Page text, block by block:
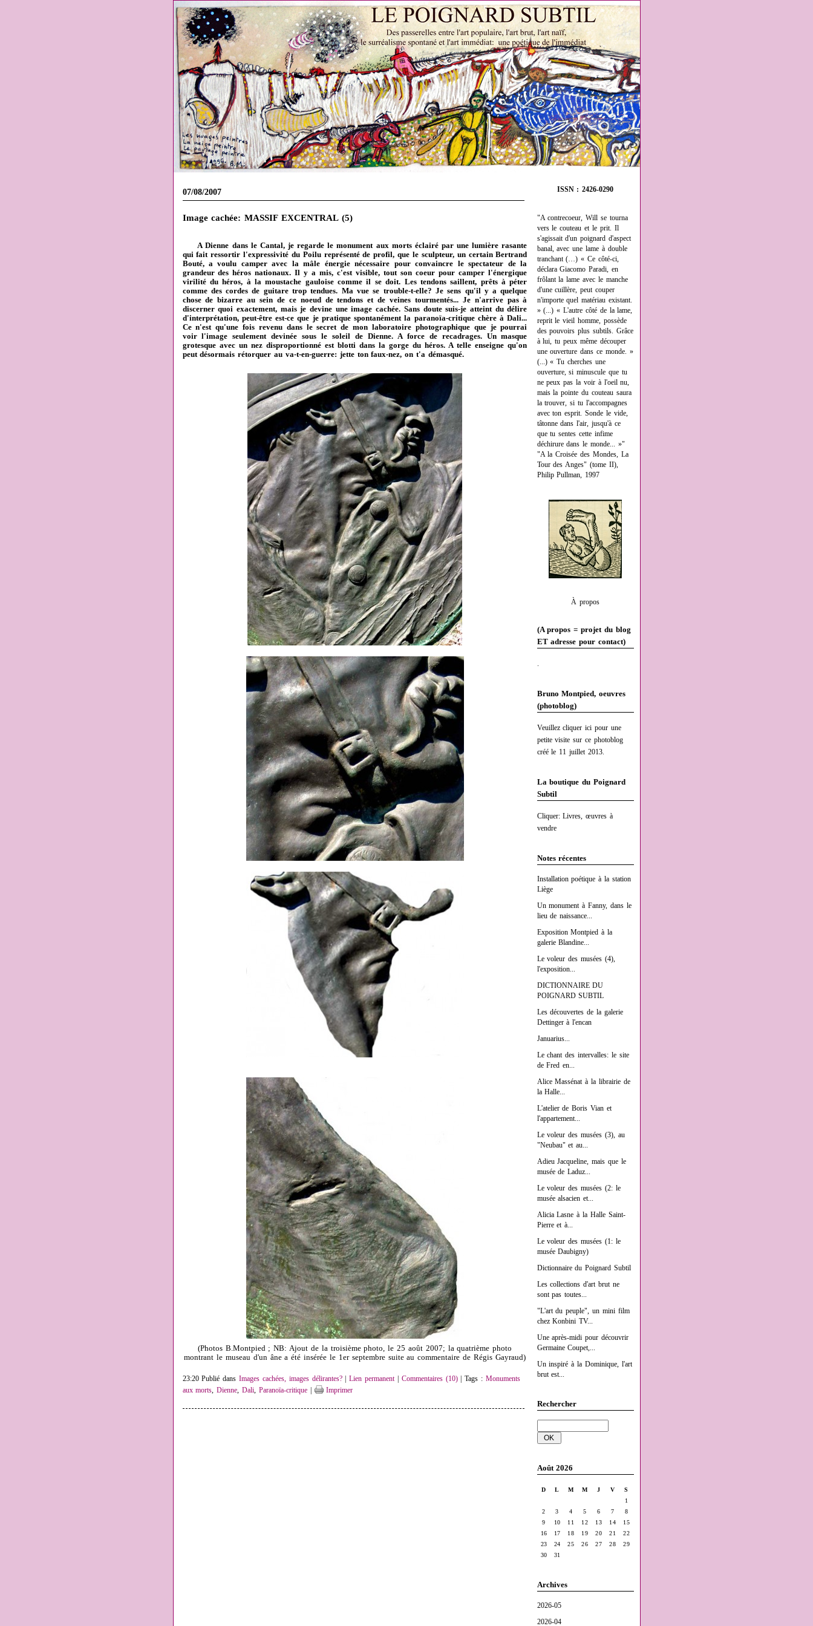
ISSN : 2426-0290
"A contrecoeur, Will se tourna
vers le couteau et le prit. Il
s'agissait d'un poignard d'aspect
banal, avec une lame à double
tranchant (…) « Ce côté-ci,
déclara Giacomo Paradi, en
frôlant la lame avec le manche
d'une cuillère, peut couper
n'importe quel matériau existant.
» (...) « L'autre côté de la lame,
reprit le vieil homme, possède
des pouvoirs plus subtils. Grâce
à lui, tu peux même découper
une ouverture dans ce monde. »
(...) « Tu cherches une
ouverture, si minuscule que tu
ne peux pas la voir à l'oeil nu,
mais la pointe du couteau saura
la trouver, si tu l'accompagnes
avec ton esprit. Sonde le vide,
tâtonne dans l'air, jusqu'à ce
que tu sentes cette infime
déchirure dans le monde... »"
"A la Croisée des Mondes, La
Tour des Anges" (tome II),
Philip Pullman, 1997
À propos
(A propos = projet du blog
ET adresse pour contact)
.
Bruno Montpied, oeuvres
(photoblog)
Veuillez cliquer ici pour une
petite visite sur ce photoblog
créé le 11 juillet 2013.
La boutique du Poignard
Subtil
Cliquer: Livres, œuvres à
vendre
Notes récentes
Installation poétique à la station
Liège
Un monument à Fanny, dans le
lieu de naissance...
Exposition Montpied à la
galerie Blandine...
Le voleur des musées (4),
l'exposition...
DICTIONNAIRE DU
POIGNARD SUBTIL
Les découvertes de la galerie
Dettinger à l'encan
Januarius...
Le chant des intervalles: le site
de Fred en...
Alice Massénat à la librairie de
la Halle...
L'atelier de Boris Vian et
l'appartement...
Le voleur des musées (3), au
"Neubau" et au...
Adieu Jacqueline, mais que le
musée de Laduz...
Le voleur des musées (2: le
musée alsacien et...
Alicia Lasne à la Halle Saint-
Pierre et à...
Le voleur des musées (1: le
musée Daubigny)
Dictionnaire du Poignard Subtil
Les collections d'art brut ne
sont pas toutes...
"L'art du peuple", un mini film
chez Konbini TV...
Une après-midi pour découvrir
Germaine Coupet,...
Un inspiré à la Dominique, l'art
brut est...
Rechercher
Août 2026
D L M M J V
S
1
2
3 4 5 6 7
8
9
10 11 12 13 14
15
16
17 18 19 20 21
22
23
24 25 26 27 28
29
30
31
Archives
2026-05
2026-04
07/08/2007
Image cachée: MASSIF EXCENTRAL (5)
A Dienne dans le Cantal, je regarde le monument aux morts éclairé par une lumière rasante
qui fait ressortir l'expressivité du Poilu représenté de profil, que le sculpteur, un certain Bertrand
Bouté, a voulu camper avec la mâle énergie nécessaire pour convaincre le spectateur de la
grandeur des héros nationaux. Il y a mis, c'est visible, tout son coeur pour camper l'énergique
virilité du héros, à la moustache gauloise comme il se doit. Les tendons saillent, prêts à péter
comme des cordes de guitare trop tendues. Ma vue se trouble-t-elle? Je sens qu'il y a quelque
chose de bizarre au sein de ce noeud de tendons et de veines tourmentés... Je n'arrive pas à
discerner quoi exactement, mais je devine une image cachée. Sans doute suis-je atteint du délire
d'interprétation, peut-être est-ce que je pratique spontanément la paranoïa-critique chère à Dali...
Ce n'est qu'une fois revenu dans le secret de mon laboratoire photographique que je pourrai
voir l'image seulement devinée sous le soleil de Dienne. A force de recadrages. Un masque
grotesque avec un nez disproportionné est blotti dans la gorge du héros. A telle enseigne qu'on
peut désormais rétorquer au va-t-en-guerre: jette ton faux-nez, on t'a démasqué.
(Photos B.Montpied ; NB: Ajout de la troisième photo, le 25 août 2007; la quatrième photo
montrant le museau d'un âne a été insérée le 1er septembre suite au commentaire de Régis Gayraud)
23:20 Publié dansImages cachées, images délirantes?|Lien permanent| Commentaires (10)| Tags : Monuments
aux morts,Dienne,Dali, Paranoïa-critique| Imprimer